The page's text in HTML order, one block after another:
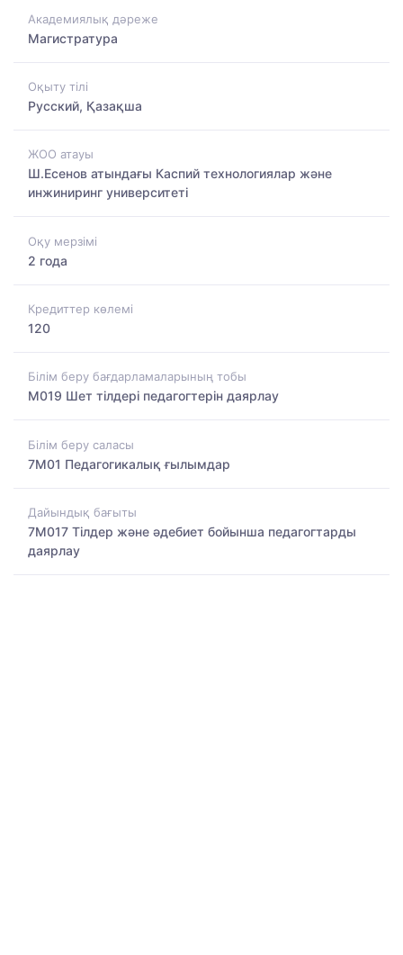
Академиялық дәреже
Магистратура
Оқыту тілі
Русский, Қазақша
ЖОО атауы
Ш.Есенов атындағы Каспий технологиялар және
инжиниринг университеті
Оқу мерзімі
2 года
Кредиттер көлемі
120
Білім беру бағдарламаларының тобы
M019 Шет тілдері педагогтерін даярлау
Білім беру саласы
7M01 Педагогикалық ғылымдар
Дайындық бағыты
7M017 Тілдер және әдебиет бойынша педагогтарды
даярлау